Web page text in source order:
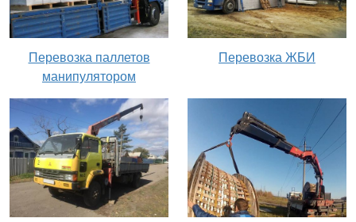
Перевозка паллетов
манипулятором
Перевозка ЖБИ